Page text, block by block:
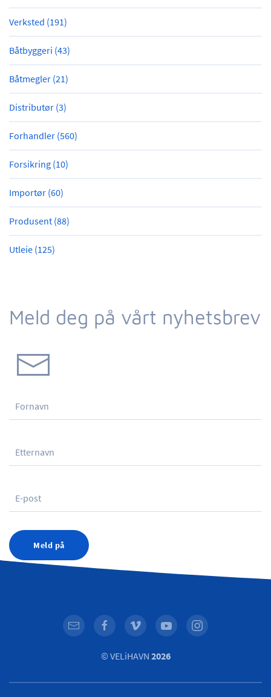
Verksted (191)
Båtbyggeri (43)
Båtmegler (21)
Distributør (3)
Forhandler (560)
Forsikring (10)
Importør (60)
Produsent (88)
Utleie (125)
Meld deg på vårt nyhetsbrev
Meld på
© VELiHAVN 2026